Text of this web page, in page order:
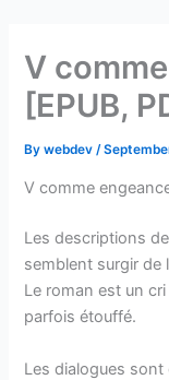
content
V
[EPUB,
Bywebdev /
V comme
Les descriptions
semblent surgir de
Le roman est un
parfois étouffé.
Les dialogues